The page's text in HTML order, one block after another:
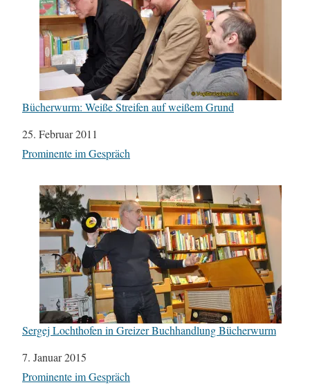
Bücherwurm: Weiße Streifen auf weißem Grund
Datum
25. Februar 2011
In Bezug auf
Prominente im Gespräch
Sergej Lochthofen in Greizer Buchhandlung Bücherwurm
Datum
7. Januar 2015
In Bezug auf
Prominente im Gespräch